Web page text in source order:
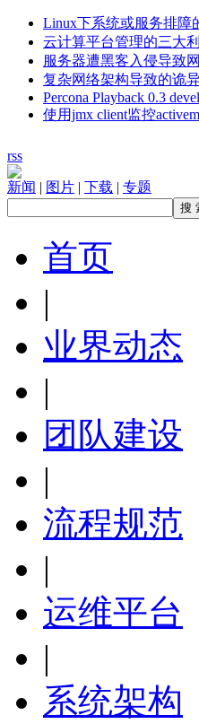
Linux下系统或服务排障
云计算平台管理的三大
服务器遭黑客入侵导致
复杂网络架构导致的诡
Percona Playback 0.3
使用jmx client监控
rss
新闻 | 图片 | 下载 | 专题
首页
|
业界动态
|
团队建设
|
流程规范
|
运维平台
|
系统架构